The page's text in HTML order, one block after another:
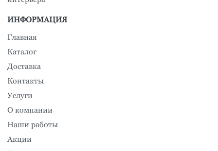
ИНФОРМАЦИЯ
Главная
Каталог
Доставка
Контакты
Услуги
О компании
Наши работы
Акции